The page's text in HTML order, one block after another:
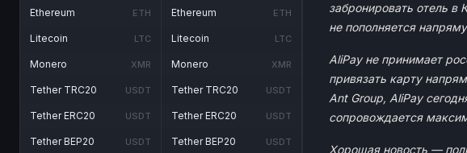
Ethereum ETH
Litecoin LTC
Monero XMR
Tether TRC20 USDT
Tether ERC20 USDT
Tether BEP20 USDT
Ethereum ETH
Litecoin LTC
Monero XMR
Tether TRC20 USDT
Tether ERC20 USDT
Tether BEP20 USDT
забронировать отель в
не пополняется
AliPay не принимает
привязать карту
Ant Group, AliPay
сопровождается
Хорошая новость —